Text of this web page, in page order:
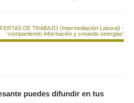
DE TRABAJO (Intermediación Laboral) -
'compartiendo información y creando sinergias'
puedes difundir en tus